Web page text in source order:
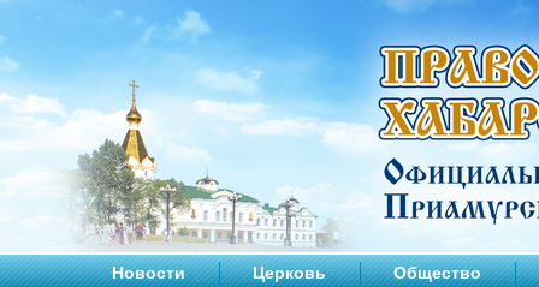
Новости Церковь Общество